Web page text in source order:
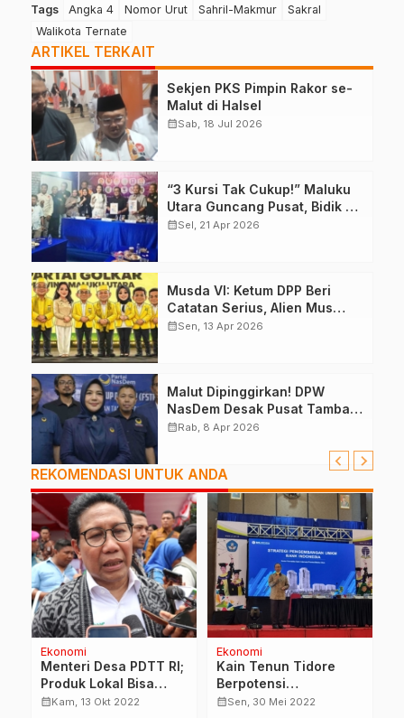
Tags Angka 4 Nomor Urut Sahril-Makmur
Sakral
Walikota Ternate
ARTIKEL TERKAIT
Sekjen PKS Pimpin Rakor se-
Malut di Halsel
calendar_monthSab, 18 Jul 2026
“3 Kursi Tak Cukup!” Maluku
Utara Guncang Pusat, Bidik 6
Kursi DPR RI
calendar_monthSel, 21 Apr 2026
Musda VI: Ketum DPP Beri
Catatan Serius, Alien Mus
Mampu Atau Tidak?
calendar_monthSen, 13 Apr 2026
Malut Dipinggirkan! DPW
NasDem Desak Pusat Tambah
Kursi DPR RI, Jangan Tutup
calendar_monthRab, 8 Apr 2026
REKOMENDASI UNTUK ANDA
PDTT RI;
Bisa
Kain Tenun Tidore
Berpotensi
Dikembangkan Pada
calendar_monthSen, 30 Mei 2022
Musda Ke-II
Muhammadiyah
Taliabu Sukses
calendar_monthMing, 1 Jun 2025